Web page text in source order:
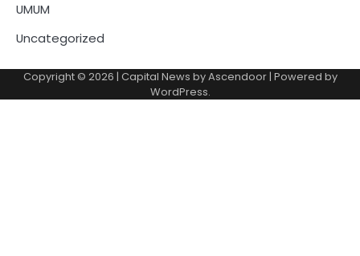
UMUM
Uncategorized
Copyright © 2026 | Capital News byAscendoor| Powered by
WordPress.